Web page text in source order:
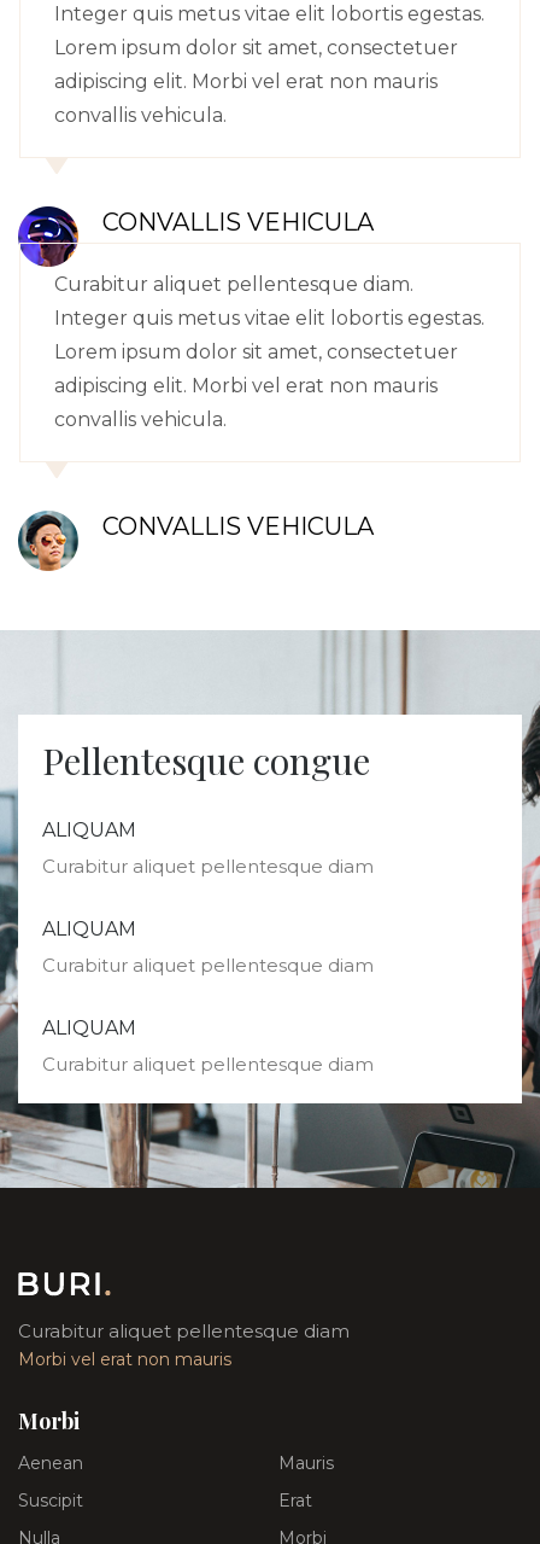
Integer quis metus vitae elit lobortis egestas.
Lorem ipsum dolor sit amet, consectetuer
adipiscing elit. Morbi vel erat non mauris
convallis vehicula.
CONVALLIS VEHICULA
Curabitur aliquet pellentesque diam.
Integer quis metus vitae elit lobortis egestas.
Lorem ipsum dolor sit amet, consectetuer
adipiscing elit. Morbi vel erat non mauris
convallis vehicula.
CONVALLIS VEHICULA
Pellentesque congue
ALIQUAM
Curabitur aliquet pellentesque diam
ALIQUAM
Curabitur aliquet pellentesque diam
ALIQUAM
Curabitur aliquet pellentesque diam
Curabitur aliquet pellentesque diam
Morbi vel erat non mauris
Morbi
Aenean
Suscipit
Nulla
Mauris
Erat
Morbi